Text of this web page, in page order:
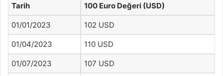
Tarih 100 Euro Değeri (USD)
01/01/2023 102 USD
01/04/2023 110 USD
01/07/2023 107 USD